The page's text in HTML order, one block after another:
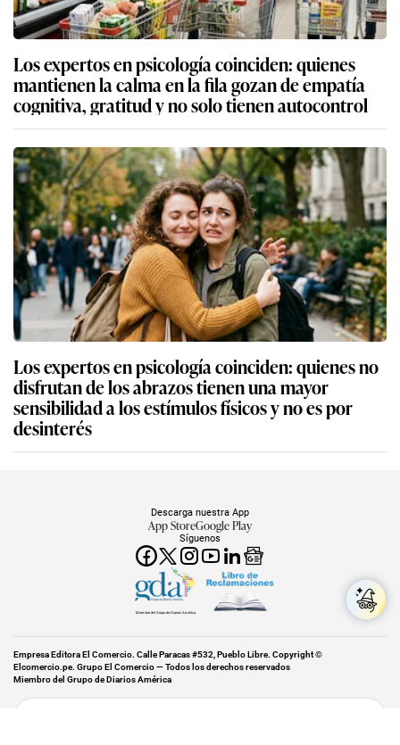
Los expertos en psicología coinciden: quienes
mantienen la calma en la fila gozan de empatía
cognitiva, gratitud y no solo tienen autocontrol
Los expertos en psicología coinciden: quienes no
disfrutan de los abrazos tienen una mayor
sensibilidad a los estímulos físicos y no es por
desinterés
Síguenos
Descarga nuestra App
App StoreGoogle Play
Miembro del Grupo de Diarios América
Empresa Editora El Comercio. Calle Paracas #532, Pueblo Libre. Copyright ©
Elcomercio.pe. Grupo El Comercio — Todos los derechos reservados
Miembro del Grupo de Diarios América